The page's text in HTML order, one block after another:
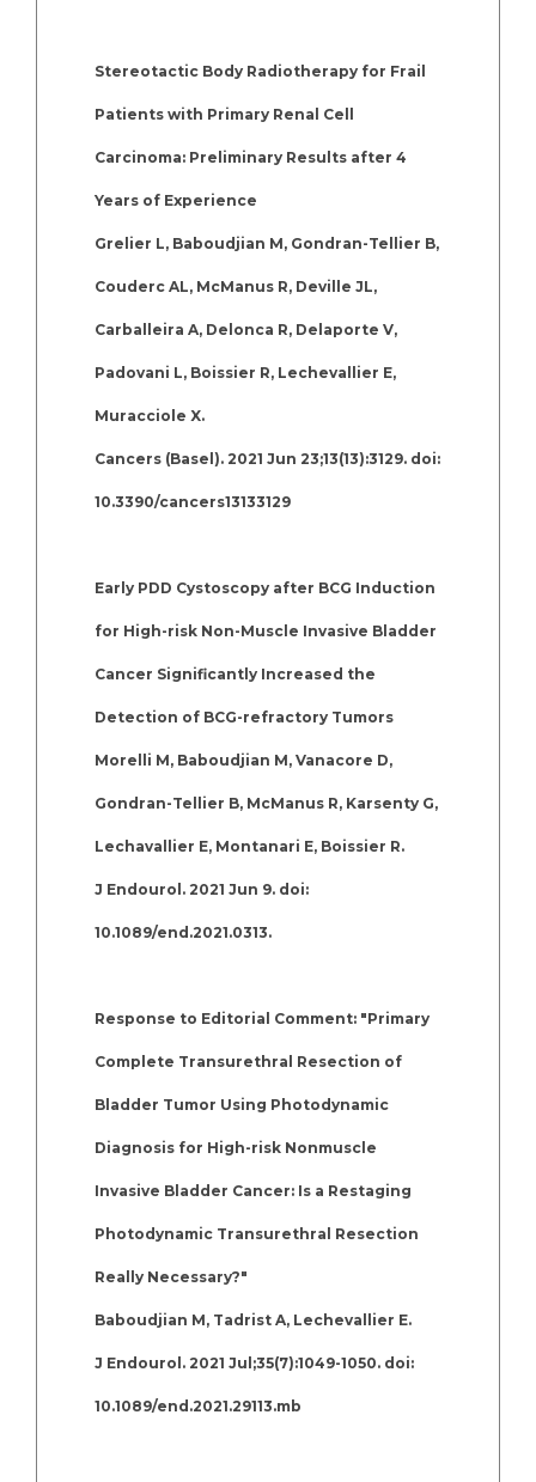
Stereotactic Body Radiotherapy for Frail
Patients with Primary Renal Cell
Carcinoma: Preliminary Results after 4
Years of Experience
Grelier L, Baboudjian M, Gondran-Tellier B,
Couderc AL, McManus R, Deville JL,
Carballeira A, Delonca R, Delaporte V,
Padovani L, Boissier R, Lechevallier E,
Muracciole X.
Cancers (Basel). 2021 Jun 23;13(13):3129. doi:
10.3390/cancers13133129
Early PDD Cystoscopy after BCG Induction
for High-risk Non-Muscle Invasive Bladder
Cancer Significantly Increased the
Detection of BCG-refractory Tumors
Morelli M, Baboudjian M, Vanacore D,
Gondran-Tellier B, McManus R, Karsenty G,
Lechavallier E, Montanari E, Boissier R.
J Endourol. 2021 Jun 9. doi:
10.1089/end.2021.0313.
Response to Editorial Comment: "Primary
Complete Transurethral Resection of
Bladder Tumor Using Photodynamic
Diagnosis for High-risk Nonmuscle
Invasive Bladder Cancer: Is a Restaging
Photodynamic Transurethral Resection
Really Necessary?"
Baboudjian M, Tadrist A, Lechevallier E.
J Endourol. 2021 Jul;35(7):1049-1050. doi:
10.1089/end.2021.29113.mb